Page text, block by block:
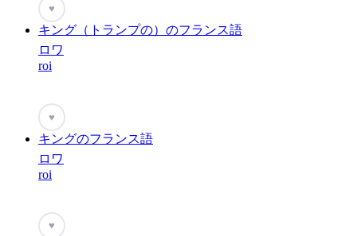
♥
キング（トランプの）のフランス語
ロワ
roi
♥
キングのフランス語
ロワ
roi
♥